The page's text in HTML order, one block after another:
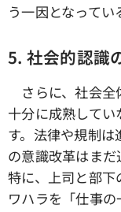
う一因となってい
5. 社会的認識
さらに、社会全
十分に成熟して
す。法律や規制
の意識改革はまだ
特に、上司と部
ワハラを「仕事